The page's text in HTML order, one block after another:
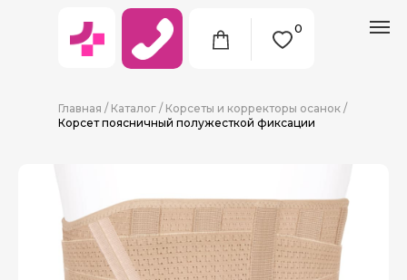
0
Главная / Каталог / Корсеты и корректоры осанок /
Корсет поясничный полужесткой фиксации